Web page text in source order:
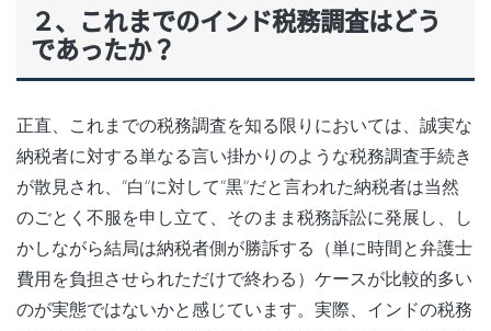
２、これまでのインド税務調査はどう
であったか？
正直、これまでの税務調査を知る限りにおいては、誠実な
納税者に対する単なる言い掛かりのような税務調査手続き
が散見され、“白”に対して“黒”だと言われた納税者は当然
のごとく不服を申し立て、そのまま税務訴訟に発展し、し
かしながら結局は納税者側が勝訴する（単に時間と弁護士
費用を負担させられただけで終わる）ケースが比較的多い
のが実態ではないかと感じています。実際、インドの税務